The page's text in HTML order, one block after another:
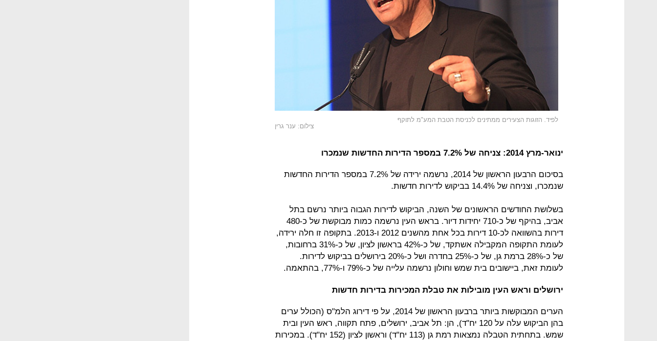
לפיד. הזוגות הצעירים ממתינים לכניסת הטבת המע"מ לתוקף
צילום: ענר גרין
ינואר-מרץ 2014: צניחה של 7.2% במספר הדירות החדשות שנמכרו
בסיכום הרבעון הראשון של 2014, נרשמה ירידה של 7.2% במספר הדירות החדשות
שנמכרו, וצניחה של 14.4% בביקוש לדירות חדשות.
בשלושת החודשים הראשונים של השנה, הביקוש לדירות הגבוה ביותר נרשם בתל
אביב, בהיקף של כ-710 יחידות דיור. בראש העין נרשמה כמות מבוקשת של כ-480
דירות בהשוואה לכ-10 דירות בכל אחת מהשנים 2012 ו-2013. בתקופה זו חלה ירידה,
לעומת התקופה המקבילה אשתקד, של כ-42% בראשון לציון, של כ-31% ברחובות,
של כ-28% ברמת גן, של כ-25% בחדרה ושל כ-20% בירושלים בביקוש לדירות.
לעומת זאת, ביישובים בית שמש וחולון נרשמה עלייה של כ-79% ו-77%, בהתאמה.
ירושלים וראש העין מובילות את טבלת המכירות בדירות חדשות
הערים המבוקשות ביותר ברבעון הראשון של 2014, על פי דירוג הלמ"ס (הכולל ערים
בהן הביקוש עלה על 120 יח"ד), הן: תל אביב, ירושלים, פתח תקווה, ראש העין ובית
שמש. בתחתית הטבלה נמצאות רמת גן (113 יח"ד) וראשון לציון (152 יח"ד). במכירות